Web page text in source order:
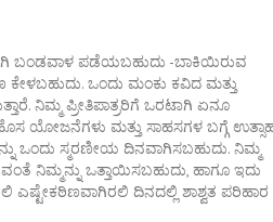
ಬಂಡವಾಳ ಪಡೆಯಬಹುದು -ಬಾಕಿಯಿರುವ
ಒಂದು ಮಂಕು ಕವಿದ ಮತ್ತು
ನಿಮ್ಮ ಪ್ರೀತಿಪಾತ್ರರಿಗೆ ಒರಟಾಗಿ ಏನೂ
ಯೋಜನೆಗಳು ಮತ್ತು ಸಾಹಸಗಳ ಬಗ್ಗೆ
ಒಂದು ಸ್ಮರಣೀಯ ದಿನವಾಗಿಸಬಹುದು. ನಿಮ್ಮ
ನಿಮ್ಮನ್ನು ಒತ್ತಾಯಿಸಬಹುದು, ಹಾಗೂ ಇದು
ದಿನದಲ್ಲಿ ಶಾಶ್ವತ ಪರಿಹಾರ